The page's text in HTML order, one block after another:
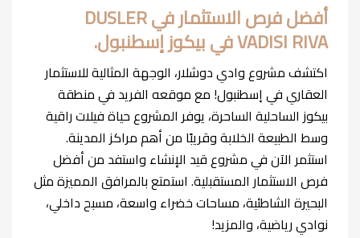
أفضل فرص الاستثمار في DUSLER
VADISI RIVA في بيكوز إسطنبول.
اكتشف مشروع وادي دوشلار، الوجهة المثالية للاستثمار
العقاري في إسطنبول! مع موقعه الفريد في منطقة
بيكوز الساحلية الساحرة، يوفر المشروع حياة فيلات راقية
وسط الطبيعة الخلابة وقريبًا من أهم مراكز المدينة.
استثمر الآن في مشروع قيد الإنشاء واستفد من أفضل
فرص الاستثمار المستقبلية. استمتع بالمرافق المميزة مثل
البحيرة الشاطئية، مساحات خضراء واسعة، مسبح داخلي،
نوادي رياضية، والمزيد!